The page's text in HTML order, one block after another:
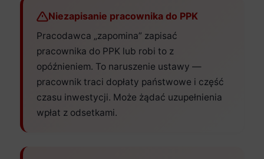
Niezapisanie pracownika do PPK
Pracodawca „zapomina” zapisać
pracownika do PPK lub robi to z
opóźnieniem. To naruszenie ustawy —
pracownik traci dopłaty państwowe i część
czasu inwestycji. Może żądać uzupełnienia
wpłat z odsetkami.